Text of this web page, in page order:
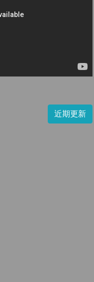
近期更新